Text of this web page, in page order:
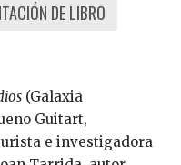
DE LIBRO
(Galaxia
Guitart,
e investigadora